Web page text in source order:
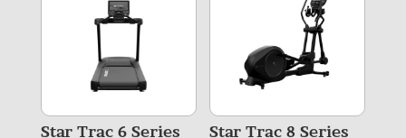
Star Trac 6 Series
Star Trac 8 Series